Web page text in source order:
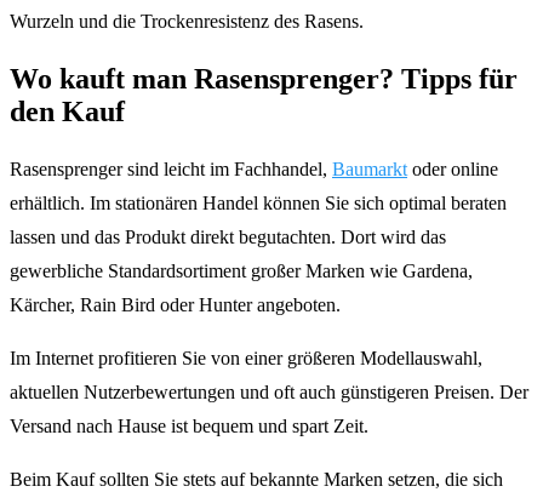
Wurzeln und die Trockenresistenz des Rasens.
Wo kauft man Rasensprenger? Tipps für
den Kauf
Rasensprenger sind leicht im Fachhandel, Baumarkt oder online
erhältlich. Im stationären Handel können Sie sich optimal beraten
lassen und das Produkt direkt begutachten. Dort wird das
gewerbliche Standardsortiment großer Marken wie Gardena,
Kärcher, Rain Bird oder Hunter angeboten.
Im Internet profitieren Sie von einer größeren Modellauswahl,
aktuellen Nutzerbewertungen und oft auch günstigeren Preisen. Der
Versand nach Hause ist bequem und spart Zeit.
Beim Kauf sollten Sie stets auf bekannte Marken setzen, die sich